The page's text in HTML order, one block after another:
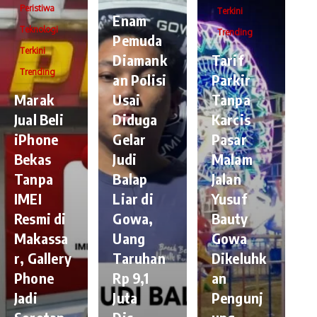
Peristiwa
Teknologi
Terkini
Trending
​Marak
Jual Beli
iPhone
Bekas
Tanpa
IMEI
Resmi di
Makassa
r, Gallery
Phone
Jadi
Enam
Pemuda
Diamank
an Polisi
Usai
Diduga
Gelar
Judi
Balap
Liar di
Gowa,
Uang
Taruhan
Rp 9,1
Juta
Terkini
Trending
Tarif
Parkir
Tanpa
Karcis
Pasar
Malam
Jalan
Yusuf
Bauty
Gowa
Dikeluhk
an
Pengunj